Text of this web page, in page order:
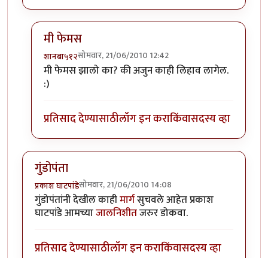
मी फेमस
शानबा५१२सोमवार, 21/06/2010 12:42
In reply toकारजेन, टचीbyशानबा५१२
मी फेमस झालो का? की अजुन काही लिहाव लागेल.
:)
प्रतिसाद देण्यासाठीलॉग इन कराकिंवासदस्य व्हा
गुंडोपंता
प्रकाश घाटपांडेसोमवार, 21/06/2010 14:08
गुंडोपंतांनी देखील काहीमार्गसुचवले आहेत प्रकाश
घाटपांडे आमच्याजालनिशीतजरुर डोकवा.
प्रतिसाद देण्यासाठीलॉग इन कराकिंवासदस्य व्हा